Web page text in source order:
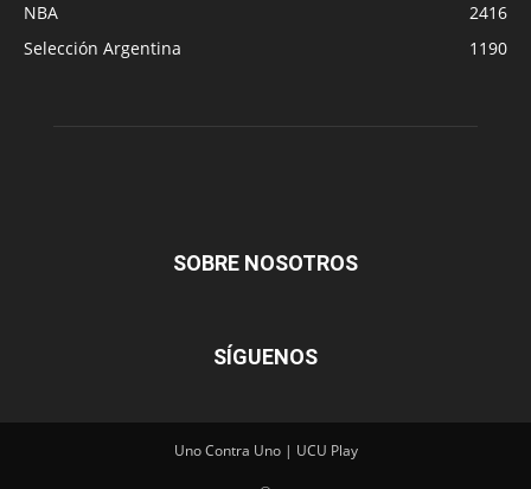
NBA
2416
Selección Argentina
1190
SOBRE NOSOTROS
SÍGUENOS
Uno Contra Uno | UCU Play